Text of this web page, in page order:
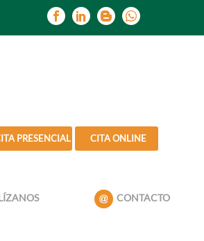
PRESENCIAL CITA ONLINE
CONTACTO